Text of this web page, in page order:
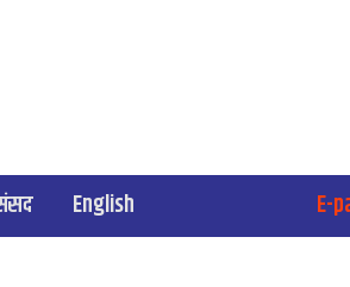
English E-